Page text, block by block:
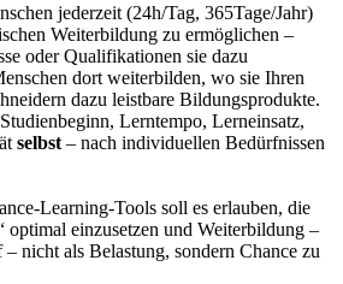
jederzeit (24h/Tag, 365Tage/Jahr)
Weiterbildung zu ermöglichen –
oder Qualifikationen sie dazu
dort weiterbilden, wo sie Ihren
dazu leistbare Bildungsprodukte.
Lerntempo, Lerneinsatz,
selbst – nach individuellen Bedürfnissen
Learning-Tools soll es erlauben, die
optimal einzusetzen und Weiterbildung –
nicht als Belastung, sondern Chance zu